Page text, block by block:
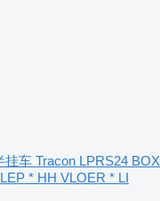
挂车 Tracon LPRS24 BOX
* HH VLOER * LI